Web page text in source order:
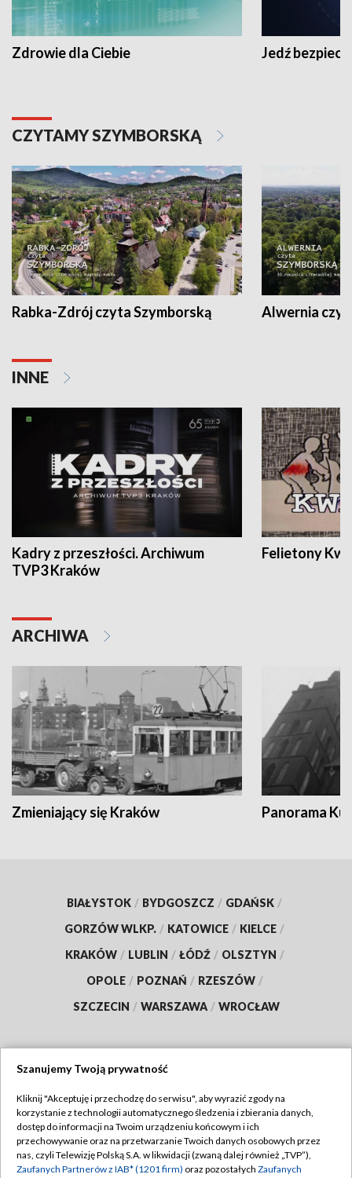
Zdrowie dla Ciebie Jedź
CZYTAMY SZYMBORSKĄ
Rabka-Zdrój czyta Szymborską Alwernia
INNE
Kadry z przeszłości. Archiwum
TVP3 Kraków
Felietony
ARCHIWA
Zmieniający się Kraków Panorama
BIAŁYSTOK / BYDGOSZCZ / GDAŃSK /
GORZÓW WLKP. / KATOWICE / KIELCE /
KRAKÓW / LUBLIN / ŁÓDŹ / OLSZTYN /
OPOLE / POZNAŃ / RZESZÓW /
SZCZECIN / WARSZAWA / WROCŁAW
TVP
Abonament TVP
Emisja w TVP
Regulamin TVP
Polityka prywatności
Szanujemy Twoją prywatność
Kliknij "Akceptuję i przechodzę do serwisu", aby wyrazić zgody na
korzystanie z technologii automatycznego śledzenia i zbierania danych,
dostęp do informacji na Twoim urządzeniu końcowym i ich
przechowywanie oraz na przetwarzanie Twoich danych osobowych przez
nas, czyli Telewizję Polską S.A. w likwidacji (zwaną dalej również „TVP”),
Zaufanych Partnerów z IAB* (1201 firm) oraz pozostałych Zaufanych